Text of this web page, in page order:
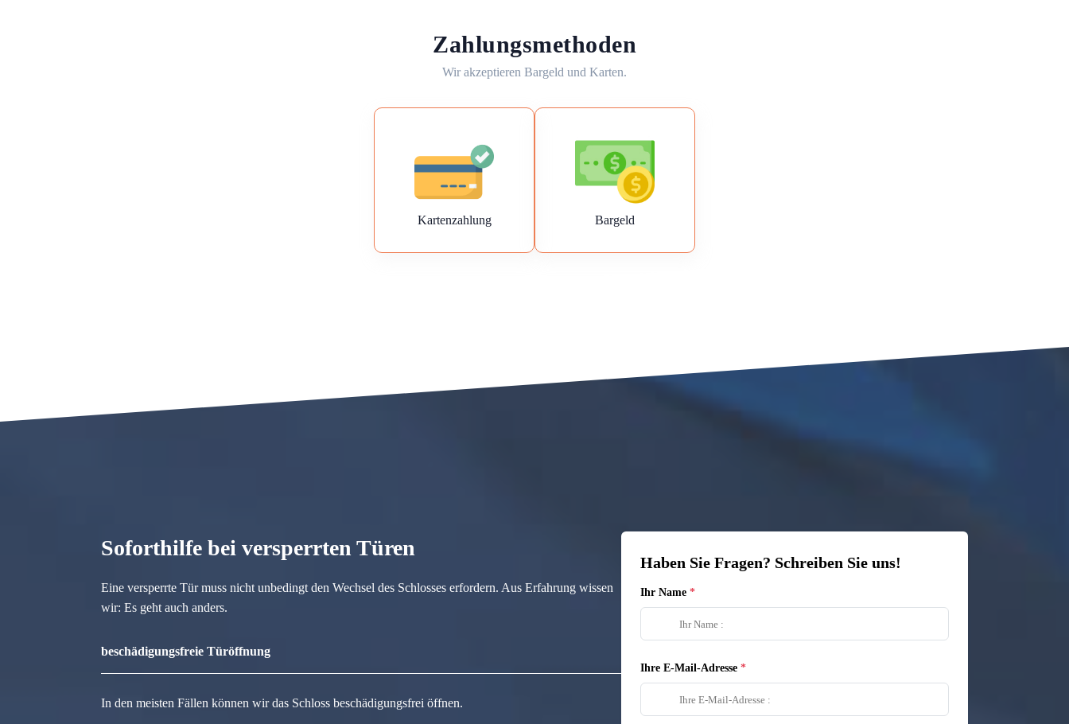
Zahlungsmethoden
Wir akzeptieren Bargeld und Karten.
Kartenzahlung Bargeld
Soforthilfe bei versperrten Türen
Eine versperrte Tür muss nicht unbedingt den Wechsel des Schlosses erfordern. Aus Erfahrung wissen
wir: Es geht auch anders.
beschädigungsfreie Türöffnung
In den meisten Fällen können wir das Schloss beschädigungsfrei öffnen.
Haben Sie Fragen? Schreiben Sie uns!
Ihr Name
Ihre E-Mail-Adresse